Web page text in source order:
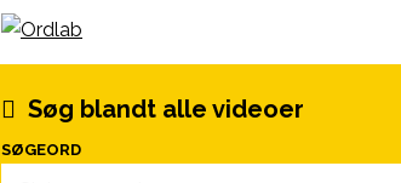
Spring til indhold
Søg blandt alle videoer
SØGEORD